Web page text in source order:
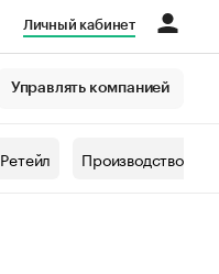
Личный кабинет
Управлять компанией
Ретейл Производство